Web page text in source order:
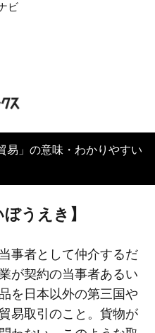
ビ
易」の意味・わかりやすい
うえき】
事者として仲介するだ
が契約の当事者あるい
を日本以外の第三国や
易取引のこと。貨物が